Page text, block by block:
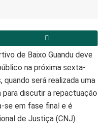
de Baixo Guandu deve
na próxima sexta-
quando será realizada uma
para discutir a repactuação
se em fase final e é
de Justiça (CNJ).